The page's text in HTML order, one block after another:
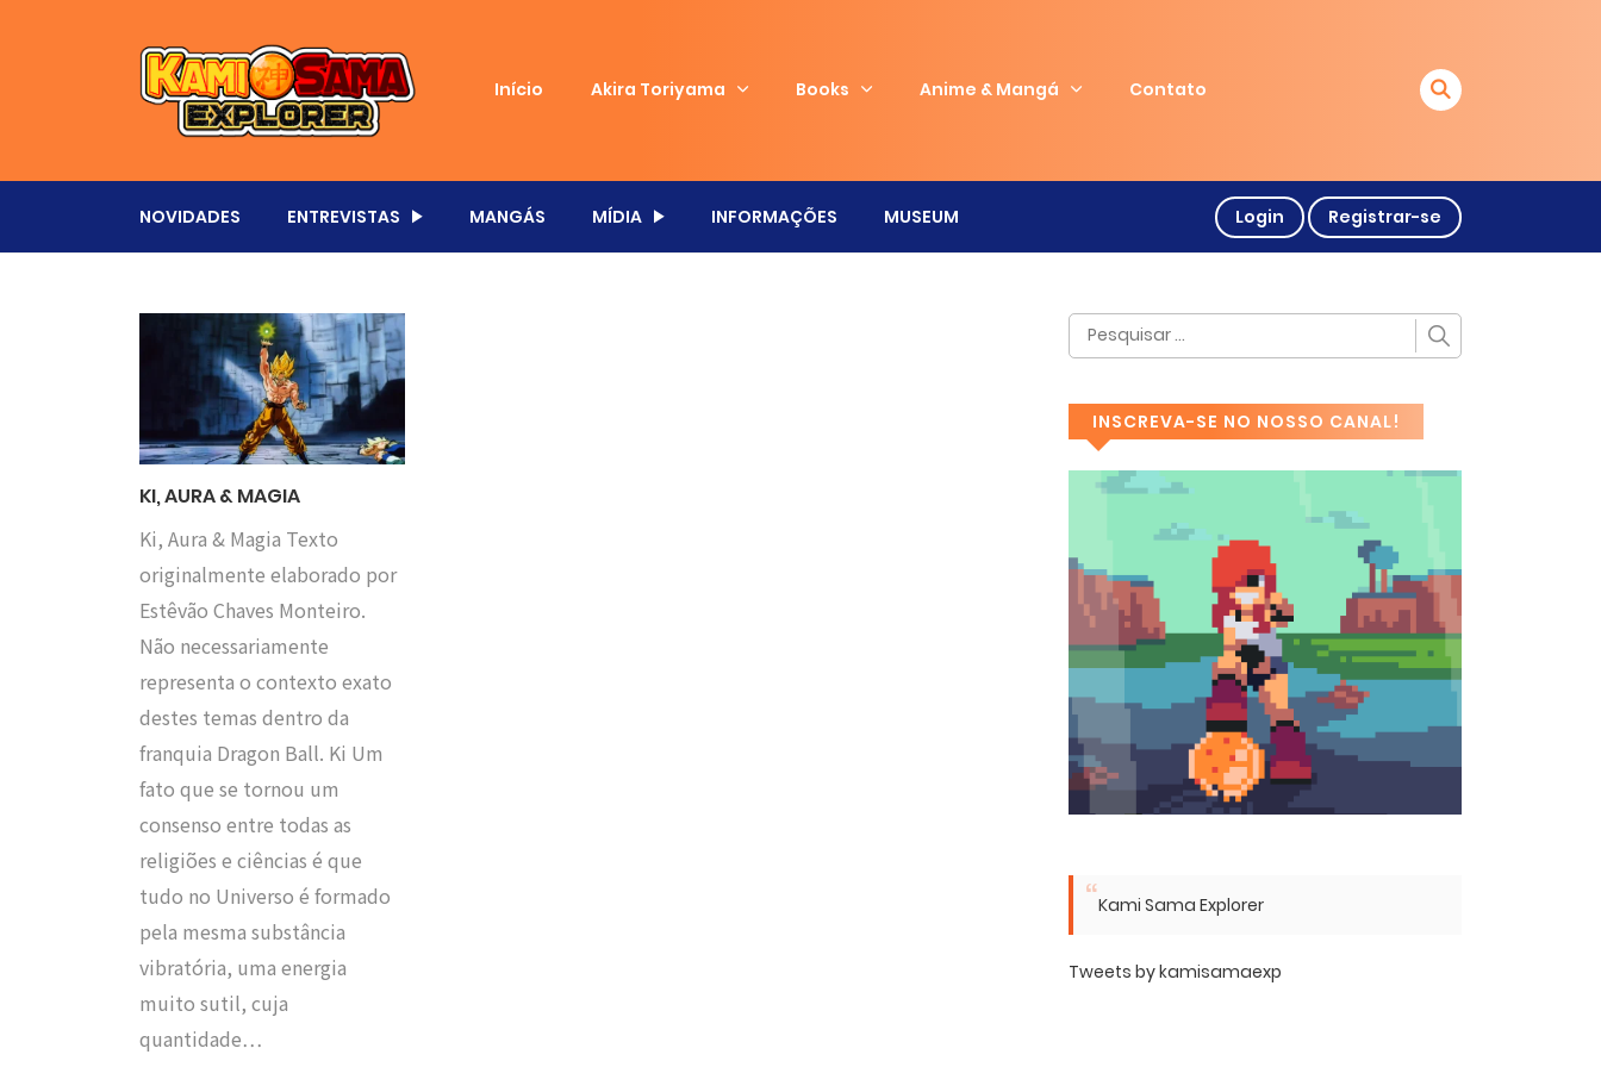
Início Akira Toriyama Books Anime & Mangá Contato
NOVIDADES ENTREVISTAS MANGÁS MÍDIA INFORMAÇÕES MUSEUM Login Registrar-se
KI, AURA & MAGIA
Ki, Aura & Magia Texto
originalmente elaborado por
Estêvão Chaves Monteiro.
Não necessariamente
representa o contexto exato
destes temas dentro da
franquia Dragon Ball. Ki Um
fato que se tornou um
consenso entre todas as
religiões e ciências é que
tudo no Universo é formado
pela mesma substância
vibratória, uma energia
muito sutil, cuja
quantidade…
INSCREVA-SE NO NOSSO CANAL!
Kami Sama Explorer
Tweets by kamisamaexp